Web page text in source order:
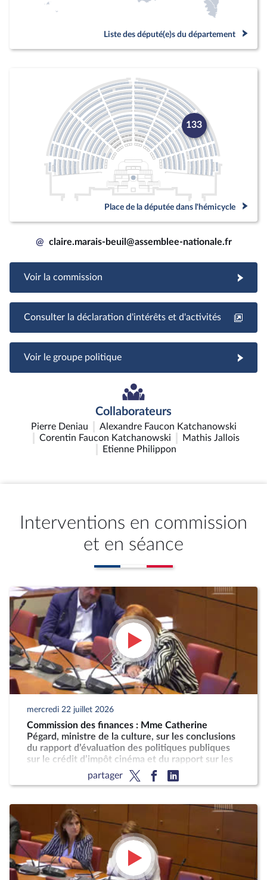
Liste des député(e)s du département
133
Place de la députée dans l'hémicycle
@ claire.marais-beuil@assemblee-nationale.fr
Voir la commission
Consulter la déclaration d'intérêts et d'activités
Voir le groupe politique
Collaborateurs
Pierre Deniau
Alexandre Faucon Katchanowski
Corentin Faucon Katchanowski
Mathis Jallois
Etienne Philippon
Interventions en commission
et en séance
mercredi 22 juillet 2026
Commission des finances : Mme Catherine
Pégard, ministre de la culture, sur les conclusions
du rapport d’évaluation des politiques publiques
sur le crédit d’impôt cinéma et du rapport sur les
taxes sur les services vidéo
partager